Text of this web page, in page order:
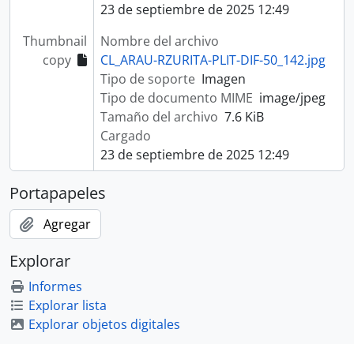
23 de septiembre de 2025 12:49
Thumbnail
copy
Nombre del archivo
CL_ARAU-RZURITA-PLIT-DIF-50_142.jpg
Tipo de soporte Imagen
Tipo de documento MIME image/jpeg
Tamaño del archivo 7.6 KiB
Cargado
23 de septiembre de 2025 12:49
Portapapeles
Agregar
Explorar
Informes
Explorar lista
Explorar objetos digitales